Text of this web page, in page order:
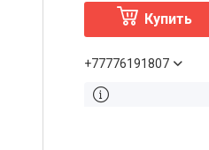
Купить
+77776191807